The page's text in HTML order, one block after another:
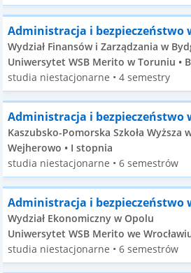
Administracja i bezpieczeństwo
Wydział Finansów i Zarządzania w
Uniwersytet WSB Merito w Toruniu •
studia niestacjonarne • 4 semestry
Administracja i bezpieczeństwo
Kaszubsko-Pomorska Szkoła Wyższa
Wejherowo • I stopnia
studia niestacjonarne • 6 semestrów
Administracja i bezpieczeństwo
Wydział Ekonomiczny w Opolu
Uniwersytet WSB Merito we
studia niestacjonarne • 6 semestrów